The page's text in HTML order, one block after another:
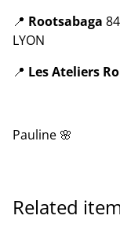
📍 Rootsabaga
LYON
📍 Les Ateliers
Pauline 🌸
Related